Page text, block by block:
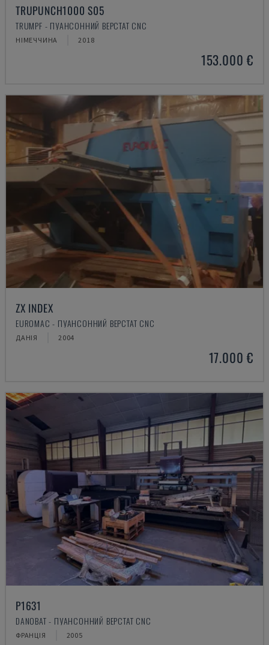
TRUPUNCH1000 S05
TRUMPF - ПУАНСОННИЙ ВЕРСТАТ CNC
НІМЕЧЧИНА 2018
153.000 €
ZX INDEX
EUROMAC - ПУАНСОННИЙ ВЕРСТАТ CNC
ДАНІЯ 2004
17.000 €
P1631
DANOBAT - ПУАНСОННИЙ ВЕРСТАТ CNC
ФРАНЦІЯ 2005